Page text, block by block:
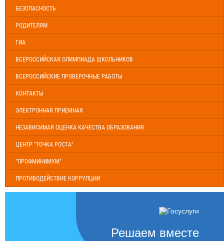
БЕЗОПАСНОСТЬ
РОДИТЕЛЯМ
ГИА
ВСЕРОССИЙСКАЯ ОЛИМПИАДА ШКОЛЬНИКОВ
ВСЕРОССИЙСКИЕ ПРОВЕРОЧНЫЕ РАБОТЫ
КОНТАКТЫ
ЭЛЕКТРОННАЯ ПРИЕМНАЯ
НЕЗАВИСИМАЯ ОЦЕНКА КАЧЕСТВА ОБРАЗОВАНИЯ
ЦЕНТР "ТОЧКА РОСТА"
"ПРОФМИНИМУМ"
ПРОТИВОДЕЙСТВИЕ КОРРУПЦИИ
Решаем вместе